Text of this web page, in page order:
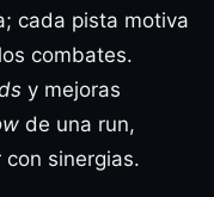
cada pista motiva
combates.
y mejoras
de una run,
sinergias.